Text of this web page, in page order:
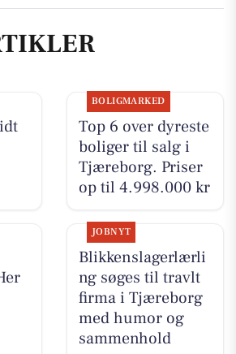
BOLIGMARKED
Top 6 over dyreste
boliger til salg i
Tjæreborg. Priser
op til 4.998.000 kr
JOBNYT
Blikkenslagerlærli
ng søges til travlt
firma i Tjæreborg
med humor og
sammenhold